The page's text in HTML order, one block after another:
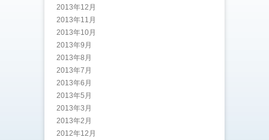
2013年12月
2013年11月
2013年10月
2013年9月
2013年8月
2013年7月
2013年6月
2013年5月
2013年3月
2013年2月
2012年12月